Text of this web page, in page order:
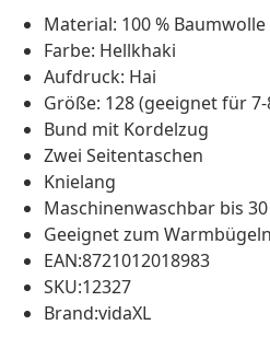
Material: 100 % Baumwolle
Farbe: Hellkhaki
Aufdruck: Hai
Größe: 128 (geeignet für 7-
Bund mit Kordelzug
Zwei Seitentaschen
Knielang
Maschinenwaschbar bis 30
Geeignet zum Warmbügeln
EAN:8721012018983
SKU:12327
Brand:vidaXL